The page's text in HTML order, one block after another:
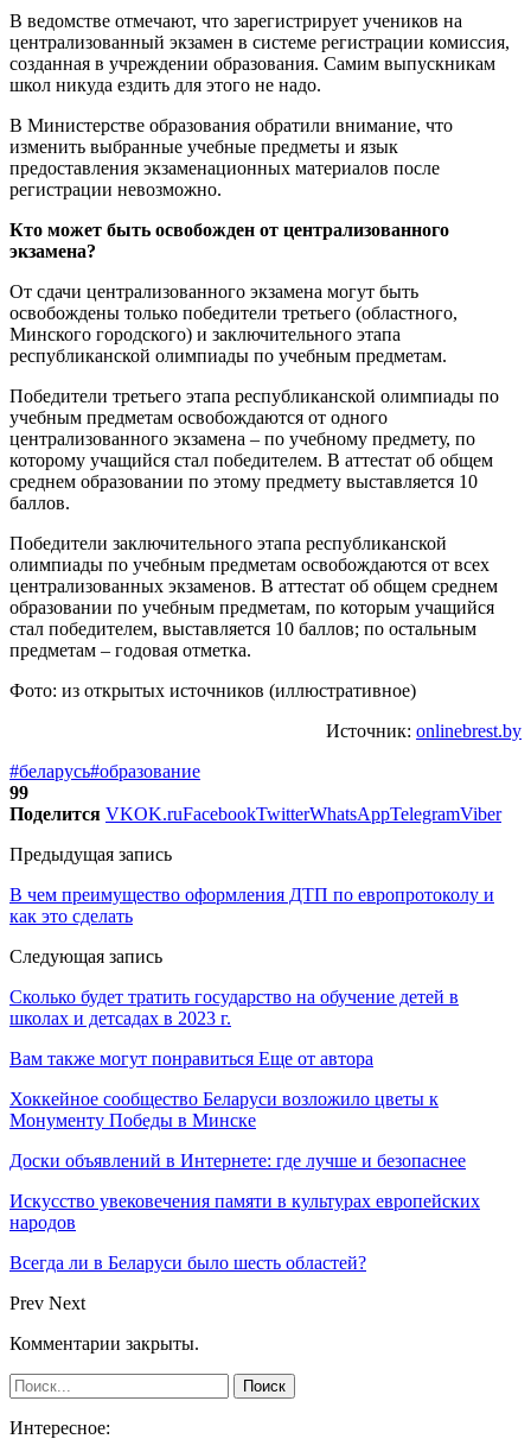
В ведомстве отмечают, что зарегистрирует учеников на
централизованный экзамен в системе регистрации комиссия,
созданная в учреждении образования. Самим выпускникам
школ никуда ездить для этого не надо.
В Министерстве образования обратили внимание, что
изменить выбранные учебные предметы и язык
предоставления экзаменационных материалов после
регистрации невозможно.
Кто может быть освобожден от централизованного
экзамена?
От сдачи централизованного экзамена могут быть
освобождены только победители третьего (областного,
Минского городского) и заключительного этапа
республиканской олимпиады по учебным предметам.
Победители третьего этапа республиканской олимпиады по
учебным предметам освобождаются от одного
централизованного экзамена – по учебному предмету, по
которому учащийся стал победителем. В аттестат об общем
среднем образовании по этому предмету выставляется 10
баллов.
Победители заключительного этапа республиканской
олимпиады по учебным предметам освобождаются от всех
централизованных экзаменов. В аттестат об общем среднем
образовании по учебным предметам, по которым учащийся
стал победителем, выставляется 10 баллов; по остальным
предметам – годовая отметка.
Фото: из открытых источников (иллюстративное)
Источник: onlinebrest.by
#беларусь#образование
99
Поделится VKOK.ruFacebookTwitterWhatsAppTelegramViber
Предыдущая запись
В чем преимущество оформления ДТП по европротоколу и
как это сделать
Следующая запись
Сколько будет тратить государство на обучение детей в
школах и детсадах в 2023 г.
Вам также могут понравиться Еще от автора
Хоккейное сообщество Беларуси возложило цветы к
Монументу Победы в Минске
Доски объявлений в Интернете: где лучше и безопаснее
Искусство увековечения памяти в культурах европейских
народов
Всегда ли в Беларуси было шесть областей?
Prev Next
Комментарии закрыты.
Интересное: